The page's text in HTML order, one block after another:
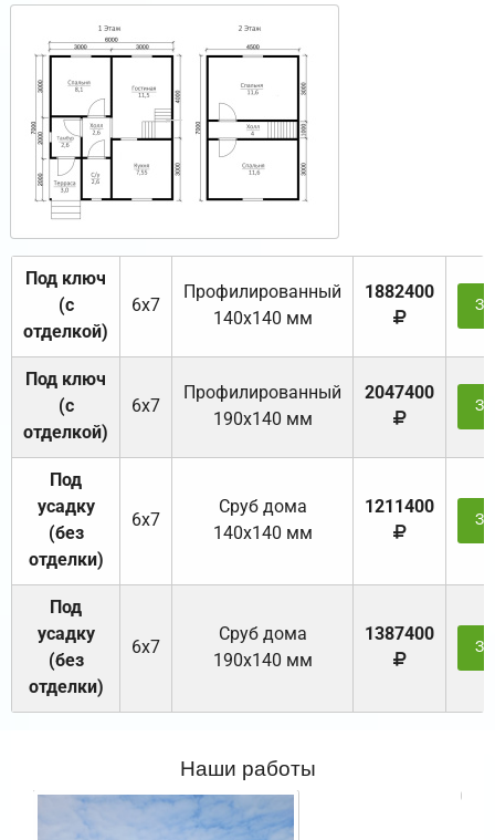
Под ключ
(с
отделкой)
6х7
Профилированный
140х140 мм
1882400
Под ключ
(с
отделкой)
6х7
Профилированный
190х140 мм
2047400
Под
усадку
(без
отделки)
6х7
Cруб дома
140х140 мм
1211400
Под
усадку
(без
отделки)
6х7
Cруб дома
190х140 мм
1387400
Наши работы